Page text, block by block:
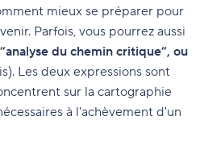
mieux se préparer pour
Parfois, vous pourrez aussi
du chemin critique”, ou
Les deux expressions sont
sur la cartographie
à l'achèvement d'un